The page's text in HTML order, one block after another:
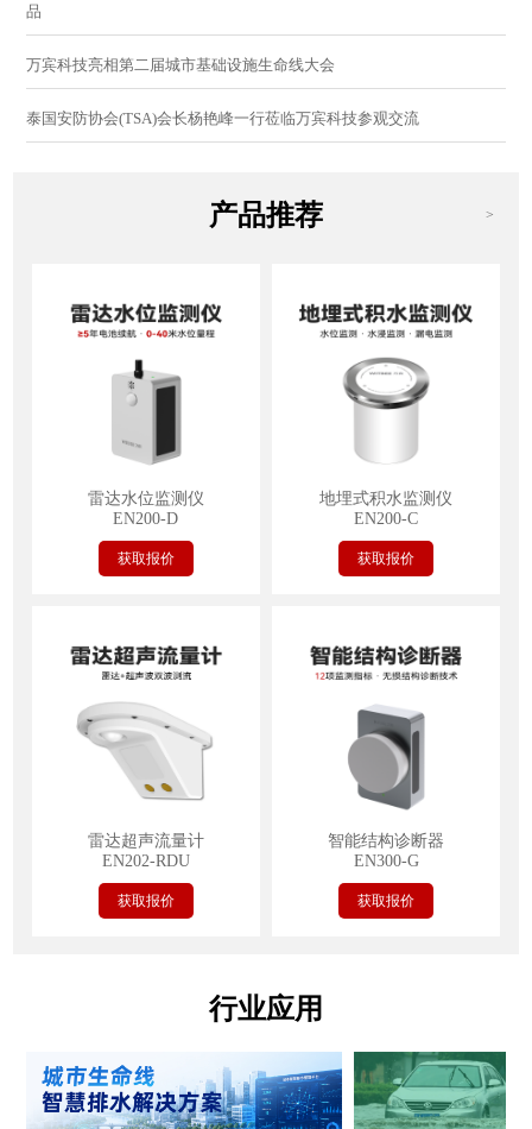
品
万宾科技亮相第二届城市基础设施生命线大会
泰国安防协会(TSA)会长杨艳峰一行莅临万宾科技参观交流
产品推荐 >
雷达水位监测仪
EN200-D
获取报价
地埋式积水监测仪
EN200-C
获取报价
雷达超声流量计
EN202-RDU
获取报价
智能结构诊断器
EN300-G
获取报价
行业应用